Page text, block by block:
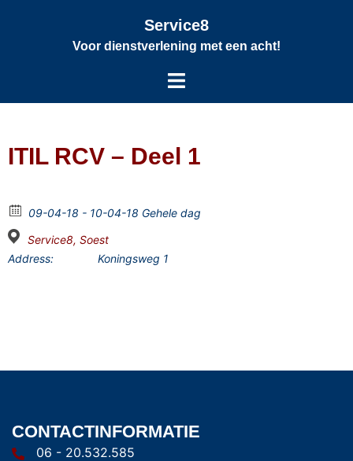
Service8
Voor dienstverlening met een acht!
ITIL RCV – Deel 1
09-04-18 - 10-04-18 Gehele dag
Service8, Soest
Address:
Koningsweg 1
CONTACTINFORMATIE
06 - 20.532.585